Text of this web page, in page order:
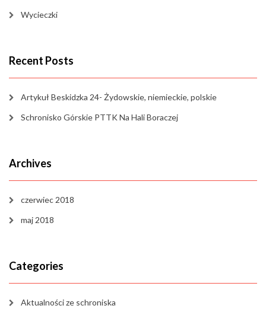
Wycieczki
Recent Posts
Artykuł Beskidzka 24- Żydowskie, niemieckie, polskie
Schronisko Górskie PTTK Na Hali Boraczej
Archives
czerwiec 2018
maj 2018
Categories
Aktualności ze schroniska